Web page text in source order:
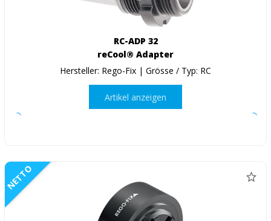
RC-ADP 32
reCool® Adapter
Hersteller: Rego-Fix | Grösse / Typ: RC
Artikel anzeigen
NETTO